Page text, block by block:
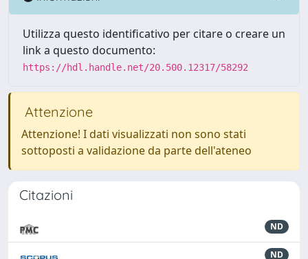
Utilizza questo identificativo per citare o creare un
link a questo documento:
https://hdl.handle.net/20.500.12317/58292
Attenzione
Attenzione! I dati visualizzati non sono stati
sottoposti a validazione da parte dell'ateneo
Citazioni
ND
ND